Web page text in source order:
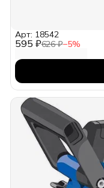
595 ₽626 ₽−5%
Арт: 18542